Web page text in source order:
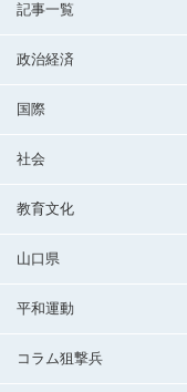
記事一覧
政治経済
国際
社会
教育文化
山口県
平和運動
コラム狙撃兵